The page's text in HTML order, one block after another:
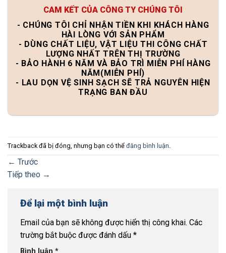
CAM KẾT CỦA CÔNG TY CHÚNG TÔI
- CHÚNG TÔI CHỈ NHẬN TIỀN KHI KHÁCH HÀNG
HÀI LÒNG VỚI SẢN PHẨM
- DÙNG CHẤT LIỆU, VẬT LIỆU THI CÔNG CHẤT
LƯỢNG NHẤT TRÊN THỊ TRƯỜNG
- BẢO HÀNH 6 NĂM VÀ BẢO TRÌ MIỄN PHÍ HÀNG
NĂM(MIỄN PHÍ)
- LAU DỌN VỆ SINH SẠCH SẼ TRẢ NGUYÊN HIỆN
TRẠNG BAN ĐẦU
Trackback đã bị đóng, nhưng bạn có thể đăng bình luận
← Trước
Tiếp theo →
Để lại một bình luận
Email của bạn sẽ không được hiển thị công khai. Các
trường bắt buộc được đánh dấu *
Bình luận *